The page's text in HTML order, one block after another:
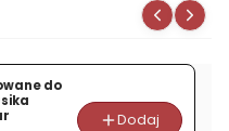
do
Dodaj